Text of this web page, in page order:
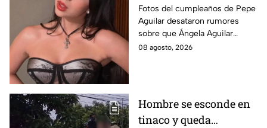
Ángela desatan
rumores ¿Está
embarazada?
Fotos del cumpleaños de Pepe
Aguilar desataron rumores
sobre que Ángela Aguilar
podría estar embarazada;
08 agosto, 2026
Hombre se esconde en
tinaco y queda